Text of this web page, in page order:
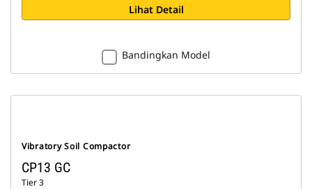
Lihat Detail
Bandingkan Model
Vibratory Soil Compactor
CP13 GC
Tier 3